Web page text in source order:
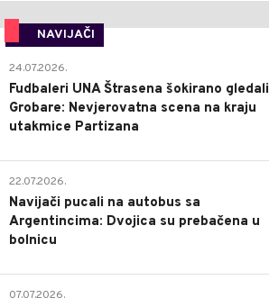
NAVIJAČI
24.07.2026.
Fudbaleri UNA Štrasena šokirano gledali
Grobare: Nevjerovatna scena na kraju
utakmice Partizana
22.07.2026.
Navijači pucali na autobus sa
Argentincima: Dvojica su prebačena u
bolnicu
07.07.2026.